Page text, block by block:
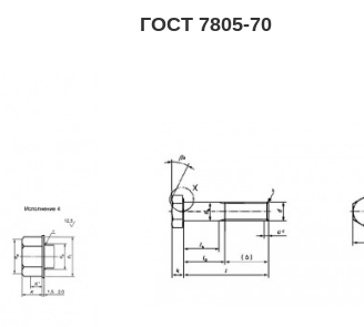
ГОСТ 7805-70